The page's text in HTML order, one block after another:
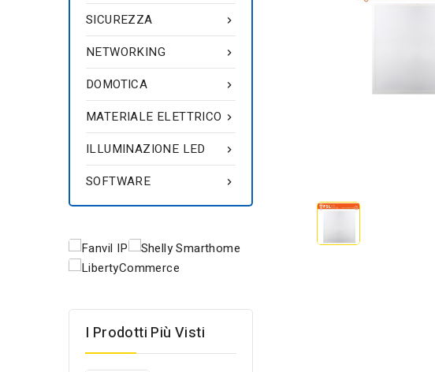

SICUREZZA

NETWORKING

DOMOTICA

MATERIALE ELETTRICO

ILLUMINAZIONE LED

SOFTWARE
I Prodotti Più Visti